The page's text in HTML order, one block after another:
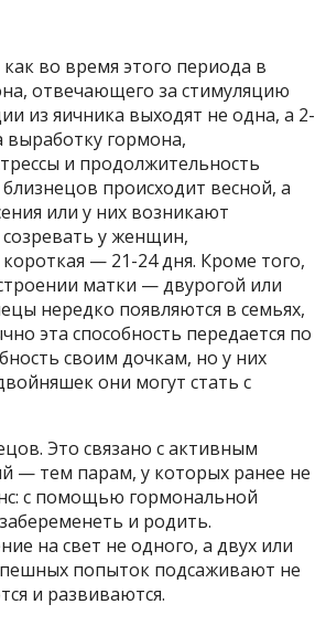
во время этого периода в
отвечающего за стимуляцию
из яичника выходят не одна, а 2-
гормона,
и продолжительность
происходит весной, а
или у них возникают
у женщин,
— 21-24 дня. Кроме того,
матки — двурогой или
нередко появляются в семьях,
эта способность передается по
своим дочкам, но у них
они могут стать с
Это связано с активным
— тем парам, у которых ранее не
с помощью гормональной
и родить.
на свет не одного, а двух или
попыток подсаживают не
и развиваются.